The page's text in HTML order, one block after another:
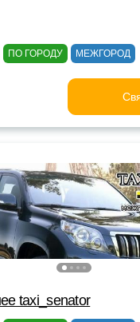
ПО ГОРОДУ МЕЖГОРОД
taxi_senator